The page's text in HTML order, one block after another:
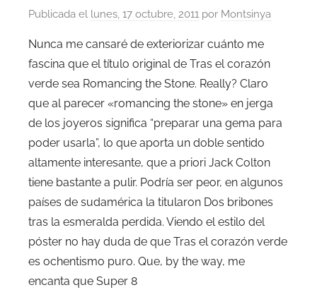
Publicada el lunes, 17 octubre, 2011 por Montsinya
Nunca me cansaré de exteriorizar cuánto me
fascina que el título original de Tras el corazón
verde sea Romancing the Stone. Really? Claro
que al parecer «romancing the stone» en jerga
de los joyeros significa “preparar una gema para
poder usarla”, lo que aporta un doble sentido
altamente interesante, que a priori Jack Colton
tiene bastante a pulir. Podría ser peor, en algunos
países de sudamérica la titularon Dos bribones
tras la esmeralda perdida. Viendo el estilo del
póster no hay duda de que Tras el corazón verde
es ochentismo puro. Que, by the way, me
encanta que Super 8